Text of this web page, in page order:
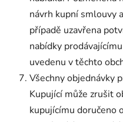
návrh kupní smlouvy
případě uzavřena
nabídky
uvedenu v těchto
Všechny objednávky
Kupující může zrušit
kupujícímu doručeno